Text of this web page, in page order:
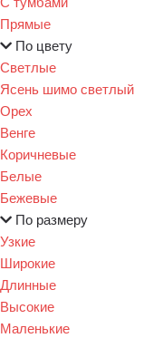
Прямые
По цвету
Светлые
Ясень шимо светлый
Орех
Венге
Коричневые
Белые
Бежевые
По размеру
Узкие
Широкие
Длинные
Высокие
Маленькие